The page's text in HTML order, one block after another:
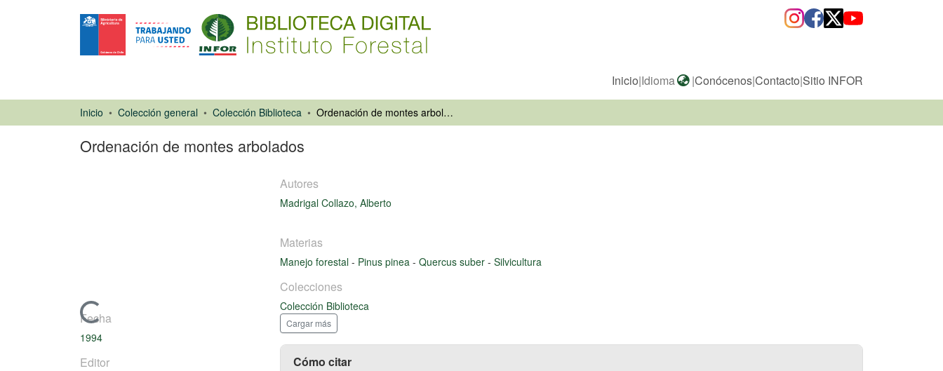
Inicio|Idioma |Conócenos|Contacto|Sitio INFOR
Inicio Colección general Colección Biblioteca Ordenación de montes arbolados
Ordenación de montes arbolados
Cargando...
Fecha
1994
Editor
Autores
Madrigal Collazo, Alberto
Materias
Manejo forestal - Pinus pinea - Quercus suber - Silvicultura
Colecciones
Colección Biblioteca
Cargar más
Cómo citar